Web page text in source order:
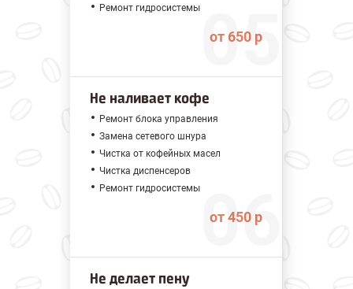
Ремонт гидросистемы
от 650 р
Не наливает кофе
Ремонт блока управления
Замена сетевого шнура
Чистка от кофейных масел
Чистка диспенсеров
Ремонт гидросистемы
от 450 р
Не делает пену